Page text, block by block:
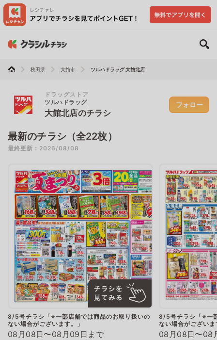
秋田県 大館市 ツルハドラッグ 大館北店
ドラッグストア
ツルハドラッグ
大館北店のチラシ
フォロー
最新のチラシ（全22枚）
最終更新：2026/08/08
8/5号チラシ「※一部店舗では商品のお取り扱いの
ない場合がございます。」
08月08日〜08月09日まで
8/5号チラシ「※一
ない場合がございま
08月08日〜08